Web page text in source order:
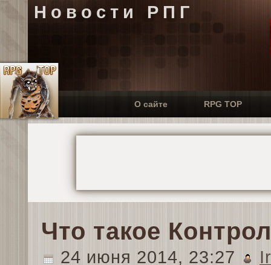
Новости РПГ
О сайте RPG TOP
Что такое
24 июня 2014, 23:27